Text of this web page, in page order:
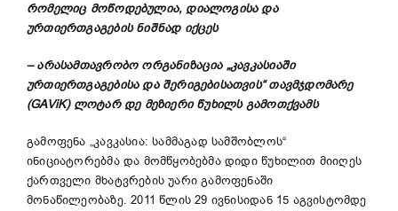
რომელიც მოწოდებულია, დიალოგისა და
ურთიერთგაგების ნიშნად იქცეს
– არასამთავრობო ორგანიზაცია „კავკასიაში
ურთიერთგაგებისა და შერიგებისათვის“ თავმჯდომარე
(GAViK) ლოტარ დე მეზიერი წუხილს გამოთქვამს
გამოფენა „კავკასია: სამმაგად სამშობლოს“
ინიციატორებმა და მომწყობებმა დიდი წუხილით მიიღეს
ქართველი მხატვრების უარი გამოფენაში
მონაწილეობაზე. 2011 წლის 29 ივნისიდან 15 აგვისტომდე